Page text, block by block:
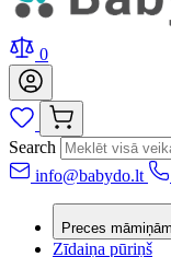
0
Search
info@babydo.lt
Preces
Zīdaiņa pūriņš